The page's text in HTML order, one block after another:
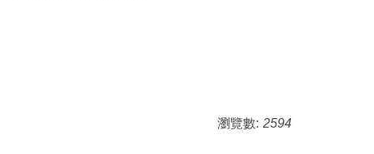
瀏覽數: 2594